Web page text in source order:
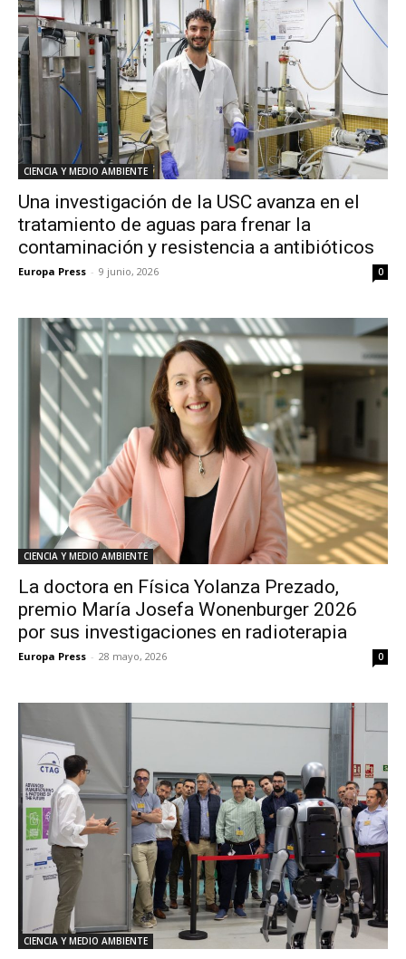
CIENCIA Y MEDIO AMBIENTE
Una investigación de la USC avanza en el
tratamiento de aguas para frenar la
contaminación y resistencia a antibióticos
Europa Press - 9 junio, 2026 0
CIENCIA Y MEDIO AMBIENTE
La doctora en Física Yolanza Prezado,
premio María Josefa Wonenburger 2026
por sus investigaciones en radioterapia
Europa Press - 28 mayo, 2026 0
CIENCIA Y MEDIO AMBIENTE